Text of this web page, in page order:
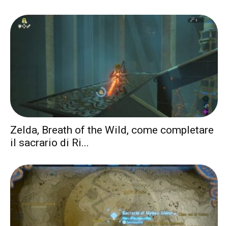
Zelda, Breath of the Wild, come completare
il sacrario di Ri...